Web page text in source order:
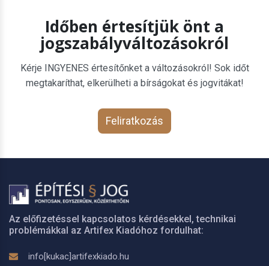
Időben értesítjük önt a
jogszabályváltozásokról
Kérje INGYENES értesítőnket a változásokról! Sok időt
megtakaríthat, elkerülheti a bírságokat és jogvitákat!
Feliratkozás
Az előfizetéssel kapcsolatos kérdésekkel, technikai
problémákkal az Artifex Kiadóhoz fordulhat:
info[kukac]artifexkiado.hu